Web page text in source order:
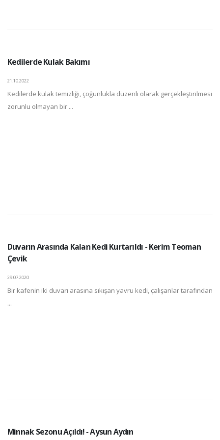
Kedilerde Kulak Bakımı
21.10.2022
Kedilerde kulak temizliği, çoğunlukla düzenli olarak gerçekleştirilmesi
zorunlu olmayan bir ...
Duvarın Arasında Kalan Kedi Kurtarıldı - Kerim Teoman
Çevik
29.07.2020
Bir kafenin iki duvarı arasına sıkışan yavru kedi, çalışanlar tarafından
...
Minnak Sezonu Açıldı! - Aysun Aydın